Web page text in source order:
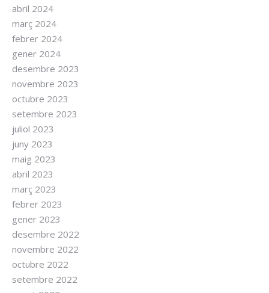
abril 2024
març 2024
febrer 2024
gener 2024
desembre 2023
novembre 2023
octubre 2023
setembre 2023
juliol 2023
juny 2023
maig 2023
abril 2023
març 2023
febrer 2023
gener 2023
desembre 2022
novembre 2022
octubre 2022
setembre 2022